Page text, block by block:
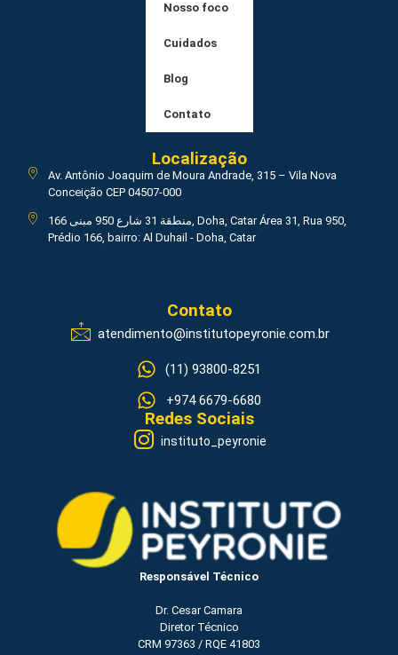
Nosso foco
Cuidados
Blog
Contato
Localização
Av. Antônio Joaquim de Moura Andrade, 315 – Vila Nova
Conceição CEP 04507-000
منطقة 31 شارع 950 مبنى 166, Doha, Catar Área 31, Rua 950,
Prédio 166, bairro: Al Duhail - Doha, Catar
Contato
atendimento@institutopeyronie.com.br
(11) 93800-8251
+974 6679-6680
Redes Sociais
instituto_peyronie
Responsável Técnico
Dr. Cesar Camara
Diretor Técnico
CRM 97363 / RQE 41803